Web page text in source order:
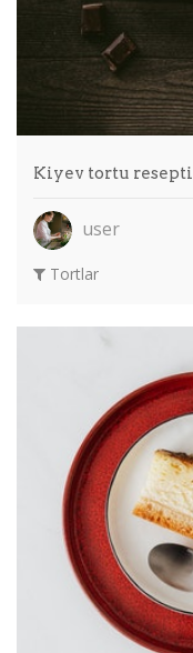
Kiyev tortu resepti
user
Tortlar